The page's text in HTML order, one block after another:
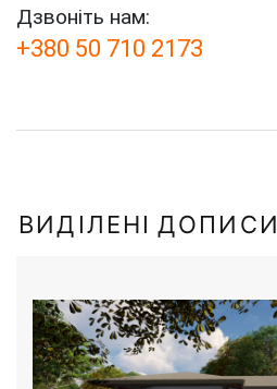
Дзвоніть нам:
+380 50 710 2173
ВИДІЛЕНІ ДОПИСИ